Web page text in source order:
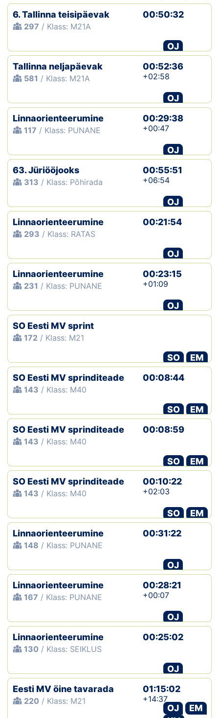
6. Tallinna teisipäevak
297 / Klass: M21A
00:50:32
OJ
Tallinna neljapäevak
581 / Klass: M21A
00:52:36
+02:58
OJ
Linnaorienteerumine
117 / Klass: PUNANE
00:29:38
+00:47
OJ
63. Jüriööjooks
313 / Klass: Põhirada
00:55:51
+06:54
OJ
Linnaorienteerumine
293 / Klass: RATAS
00:21:54
OJ
Linnaorienteerumine
231 / Klass: PUNANE
00:23:15
+01:09
OJ
SO Eesti MV sprint
172 / Klass: M21
SO
EM
SO Eesti MV sprinditeade
143 / Klass: M40
00:08:44
SO
EM
SO Eesti MV sprinditeade
143 / Klass: M40
00:08:59
SO
EM
SO Eesti MV sprinditeade
143 / Klass: M40
00:10:22
+02:03
SO
EM
Linnaorienteerumine
148 / Klass: PUNANE
00:31:22
OJ
Linnaorienteerumine
167 / Klass: PUNANE
00:28:21
+00:07
OJ
Linnaorienteerumine
130 / Klass: SEIKLUS
00:25:02
OJ
Eesti MV öine tavarada
220 / Klass: M21
01:15:02
+14:37
OJ
EM